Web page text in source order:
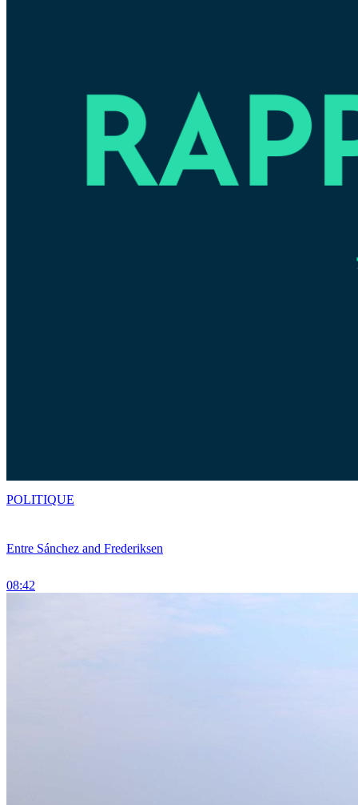
Entre Sánchez and Frederiksen
08:42
POLITIQUE